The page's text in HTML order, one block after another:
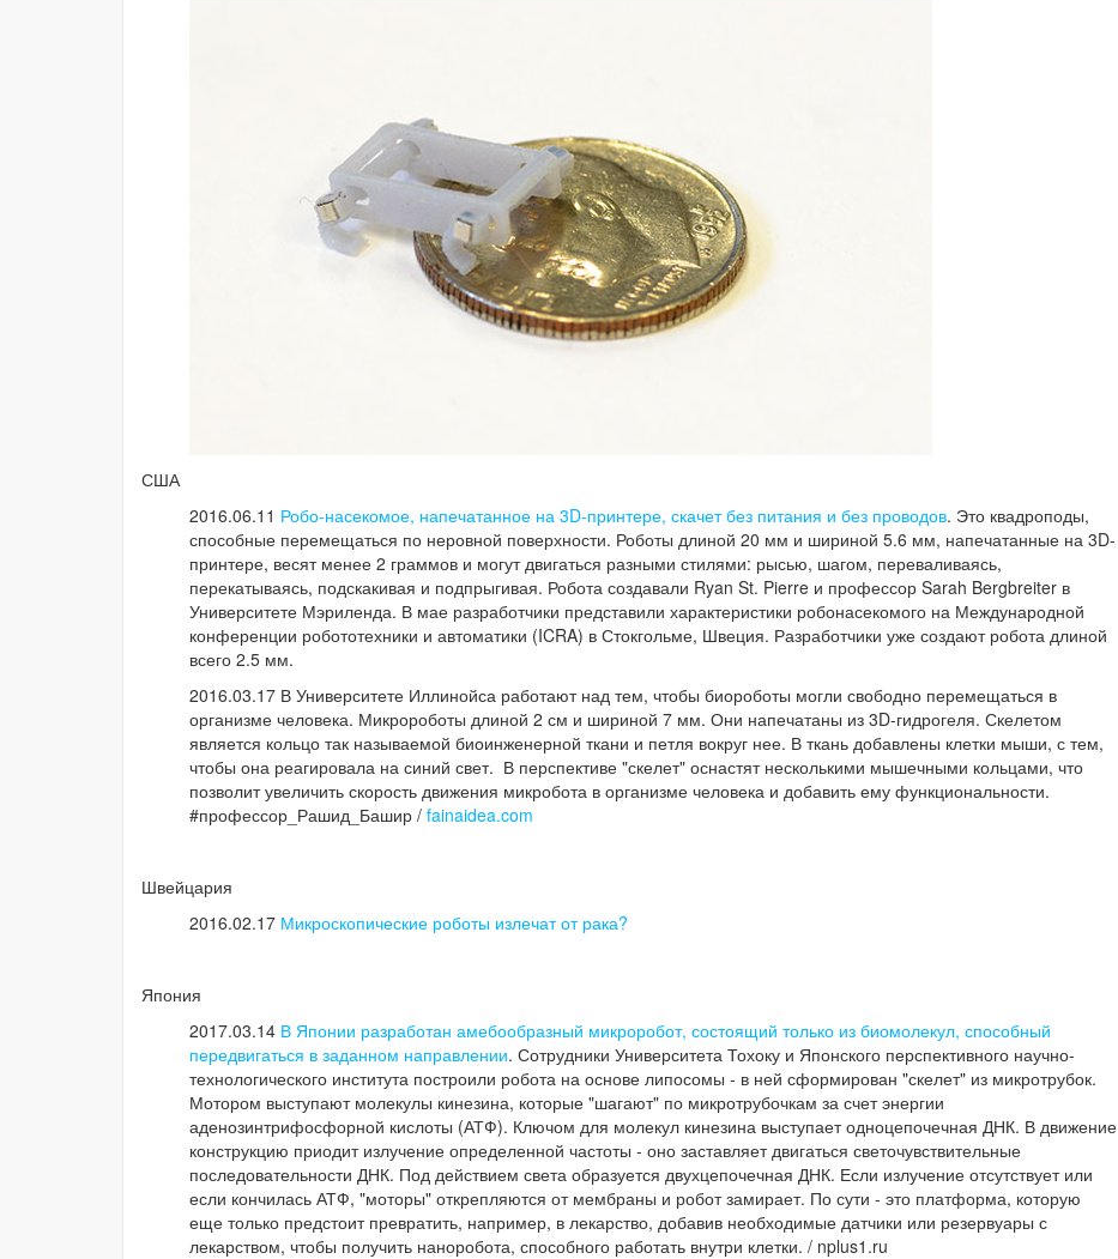
США
2016.06.11 Робо-насекомое, напечатанное на 3D-принтере, скачет без питания и без проводов. Это квадроподы,
способные перемещаться по неровной поверхности. Роботы длиной 20 мм и шириной 5.6 мм, напечатанные на 3D-
принтере, весят менее 2 граммов и могут двигаться разными стилями: рысью, шагом, переваливаясь,
перекатываясь, подскакивая и подпрыгивая. Робота создавали Ryan St. Pierre и профессор Sarah Bergbreiter в
Университете Мэриленда. В мае разработчики представили характеристики робонасекомого на Международной
конференции робототехники и автоматики (ICRA) в Стокгольме, Швеция. Разработчики уже создают робота длиной
всего 2.5 мм.
2016.03.17 В Университете Иллинойса работают над тем, чтобы биороботы могли свободно перемещаться в
организме человека. Микророботы длиной 2 см и шириной 7 мм. Они напечатаны из 3D-гидрогеля. Скелетом
является кольцо так называемой биоинженерной ткани и петля вокруг нее. В ткань добавлены клетки мыши, с тем,
чтобы она реагировала на синий свет. В перспективе "скелет" оснастят несколькими мышечными кольцами, что
позволит увеличить скорость движения микробота в организме человека и добавить ему функциональности.
#профессор_Рашид_Башир / fainaidea.com
Швейцария
2016.02.17 Микроскопические роботы излечат от рака?
Япония
2017.03.14 В Японии разработан амебообразный микроробот, состоящий только из биомолекул, способный
передвигаться в заданном направлении. Сотрудники Университета Тохоку и Японского перспективного научно-
технологического института построили робота на основе липосомы - в ней сформирован "скелет" из микротрубок.
Мотором выступают молекулы кинезина, которые "шагают" по микротрубочкам за счет энергии
аденозинтрифосфорной кислоты (АТФ). Ключом для молекул кинезина выступает одноцепочечная ДНК. В движение
конструкцию приодит излучение определенной частоты - оно заставляет двигаться светочувствительные
последовательности ДНК. Под действием света образуется двухцепочечная ДНК. Если излучение отсутствует или
если кончилась АТФ, "моторы" открепляются от мембраны и робот замирает. По сути - это платформа, которую
еще только предстоит превратить, например, в лекарство, добавив необходимые датчики или резервуары с
лекарством, чтобы получить наноробота, способного работать внутри клетки. / nplus1.ru